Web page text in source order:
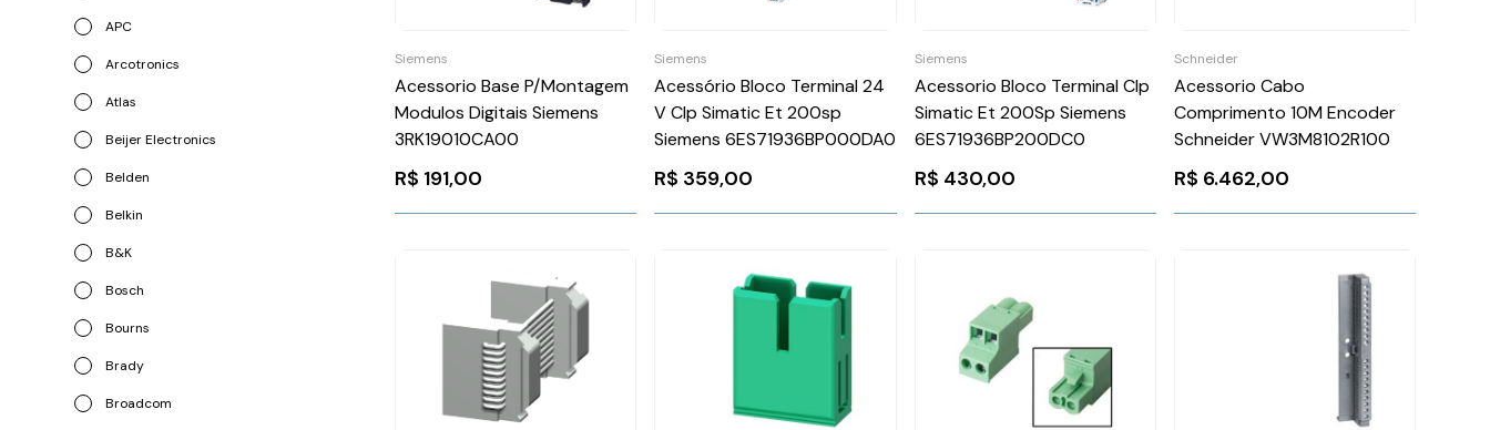
APC
Arcotronics
Atlas
Beijer Electronics
Belden
Belkin
B&K
Bosch
Bourns
Brady
Broadcom
Siemens
Acessorio Base P/Montagem
Modulos Digitais Siemens
3RK19010CA00
R$ 191,00
Siemens
Acessório Bloco Terminal 24
V Clp Simatic Et 200sp
Siemens 6ES71936BP000DA0
R$ 359,00
Siemens
Acessorio Bloco Terminal Clp
Simatic Et 200Sp Siemens
6ES71936BP200DC0
R$ 430,00
Schneider
Acessorio Cabo
Comprimento 10M Encoder
Schneider VW3M8102R100
R$ 6.462,00